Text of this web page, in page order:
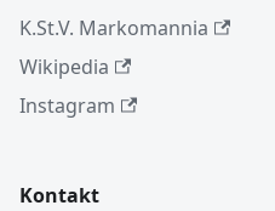
K.St.V. Markomannia
Wikipedia
Instagram
Kontakt